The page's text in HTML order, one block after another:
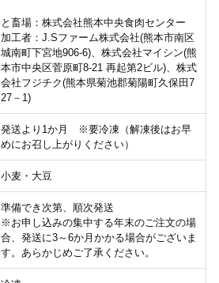
と畜場：株式会社熊本中央食肉センター
加工者：J.Sファーム株式会社(熊本市南区
城南町下宮地906-6)、株式会社マイシン(熊
本市中央区菅原町8-21 再起第2ビル)、株式
会社フジチク(熊本県菊池郡菊陽町久保田7
27－1)
発送より1か月 ※要冷凍（解凍後はお早
めにお召し上がりください）
小麦・大豆
準備でき次第、順次発送
※お申し込みの集中する年末のご注文の場
合、発送に3～6か月かかる場合がございま
す。あらかじめご了承ください。